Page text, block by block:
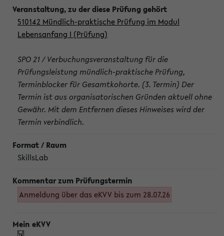
510142 Mündlich-praktische Prüfung im Modul
Lebensanfang I (Prüfung)
SPO 21 / Verbuchungsveranstaltung für die
Prüfungsleistung mündlich-praktische Prüfung,
Terminblocker für Gesamtkohorte. (3. Termin) Der
Termin ist aus organisatorischen Gründen aktuell ohne
Gewähr. Mit dem Entfernen dieses Hinweises wird der
Termin verbindlich.
SkillsLab
Anmeldung über das eKVV bis zum 28.07.26